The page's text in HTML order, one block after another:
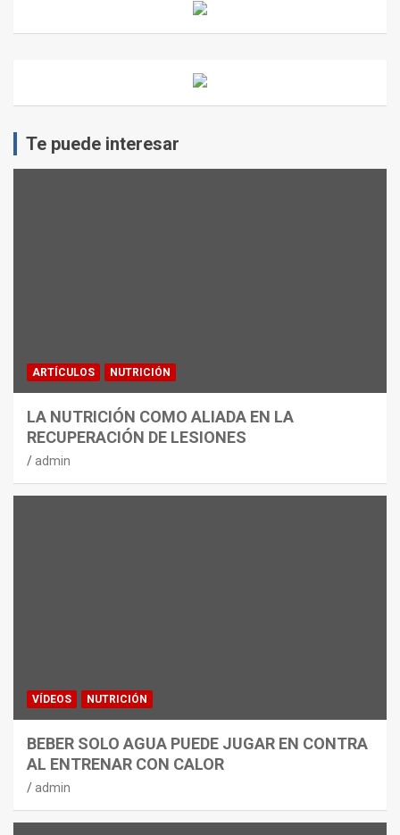
Te puede interesar
ARTÍCULOS NUTRICIÓN
LA NUTRICIÓN COMO ALIADA EN LA
RECUPERACIÓN DE LESIONES
admin
VÍDEOS NUTRICIÓN
BEBER SOLO AGUA PUEDE JUGAR EN CONTRA
AL ENTRENAR CON CALOR
admin